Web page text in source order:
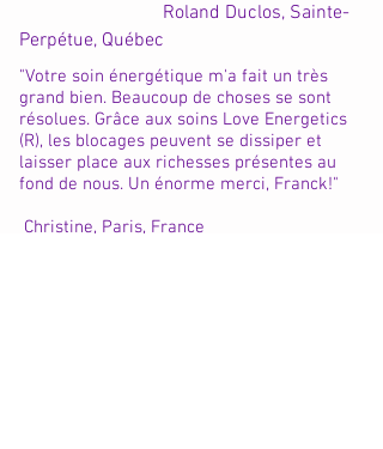
Roland Duclos, Sainte-
Perpétue, Québec
"Votre soin énergétique m'a fait un très
grand bien. Beaucoup de choses se sont
résolues. Grâce aux soins Love Energetics
(R), les blocages peuvent se dissiper et
laisser place aux richesses présentes au
fond de nous. Un énorme merci, Franck!"
Christine, Paris, France